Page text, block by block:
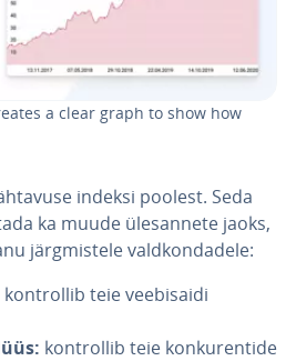
a clear graph to show how
indeksi poolest. Seda
ka muude üles­an­nete jaoks,
järg­mis­tele vald­kon­da­dele:
kont­rol­lib teie vee­bi­saidi
kont­rol­lib teie kon­ku­ren­tide